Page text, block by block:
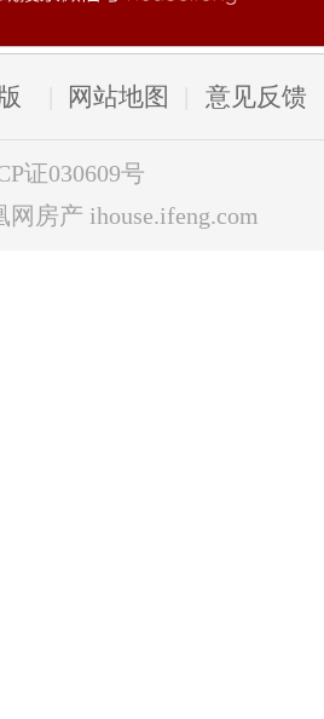
网站地图 意见反馈
证030609号
房产 ihouse.ifeng.com